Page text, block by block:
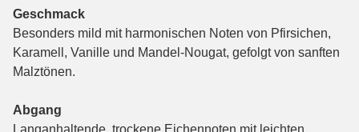
Geschmack
Besonders mild mit harmonischen Noten von Pfirsichen,
Karamell, Vanille und Mandel-Nougat, gefolgt von sanften
Malztönen.
Abgang
Langanhaltende, trockene Eichennoten mit leichten